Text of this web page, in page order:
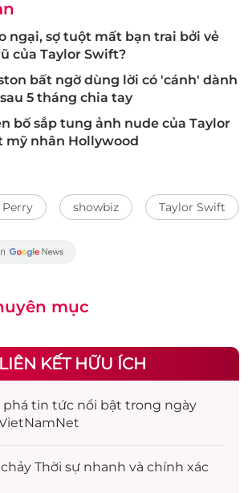
ngại, sợ tuột mất bạn trai bởi vẻ
của Taylor Swift?
bất ngờ dùng lời có 'cánh' dành
5 tháng chia tay
bố sắp tung ảnh nude của Taylor
mỹ nhân Hollywood
Perry showbiz Taylor Swift
mục
LIÊN KẾT HỮU ÍCH
phá tin tức nổi bật trong ngày
Thời sự nhanh và chính xác